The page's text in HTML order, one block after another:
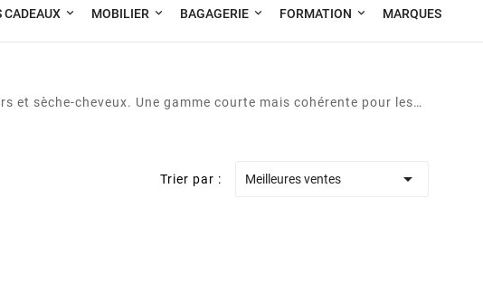
CADEAUX MOBILIER BAGAGERIE FORMATION MARQUES
et sèche-cheveux. Une gamme courte mais cohérente pour les
Trier par : Meilleures ventes 